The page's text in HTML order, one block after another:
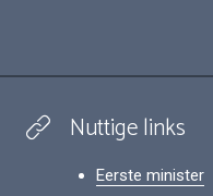
Nuttige links
Eerste minister